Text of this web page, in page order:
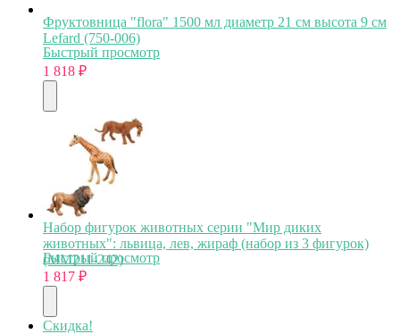
Фруктовница "flora" 1500 мл диаметр 21 см высота 9 см
Lefard (750-006)
Быстрый просмотр
1 818 ₽
Набор фигурок животных серии "Мир диких
животных": львица, лев, жираф (набор из 3 фигурок)
(MM211-242)
Быстрый просмотр
1 817 ₽
Скидка!